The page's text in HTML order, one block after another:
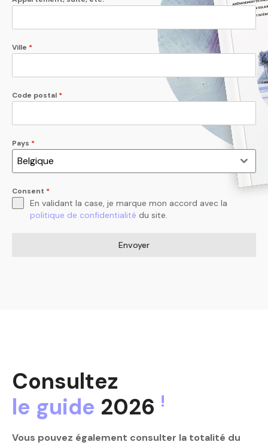
Ville *
Code postal *
Pays *
Belgique
Consent *
En validant la case, je marque mon accord avec la
politique de confidentialité du site.
Envoyer
Consultez
le guide 2026 !
Vous pouvez également consulter la totalité du